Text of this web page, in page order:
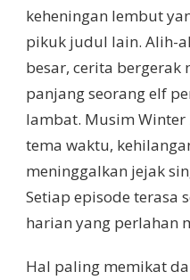
keheningan lembut
pikuk judul lain. Alih-
besar, cerita
panjang seorang elf
lambat. Musim
tema waktu,
meninggalkan jejak
Setiap episode terasa
harian yang perlahan
Hal paling memikat